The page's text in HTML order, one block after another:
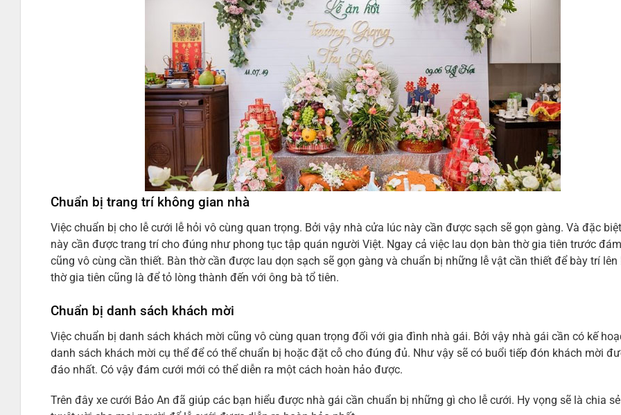
Chuẩn bị trang trí không gian nhà
Việc chuẩn bị cho lễ cưới lễ hỏi vô cùng quan trọng. Bởi vậy nhà cửa lúc này cần được sạch sẽ gọn gàng. Và đặc
này cần được trang trí cho đúng như phong tục tập quán người Việt. Ngay cả việc lau dọn bàn thờ gia tiên trước
cũng vô cùng cần thiết. Bàn thờ cần được lau dọn sạch sẽ gọn gàng và chuẩn bị những lễ vật cần thiết để bày trí lên
thờ gia tiên cũng là để tỏ lòng thành đến với ông bà tổ tiên.
Chuẩn bị danh sách khách mời
Việc chuẩn bị danh sách khách mời cũng vô cùng quan trọng đối với gia đình nhà gái. Bởi vậy nhà gái cần có kế
danh sách khách mời cụ thể để có thể chuẩn bị hoặc đặt cỗ cho đúng đủ. Như vậy sẽ có buổi tiếp đón khách mời
đáo nhất. Có vậy đám cưới mới có thể diễn ra một cách hoàn hảo được.
Trên đây xe cưới Bảo An đã giúp các bạn hiểu được nhà gái cần chuẩn bị những gì cho lễ cưới. Hy vọng sẽ là chia